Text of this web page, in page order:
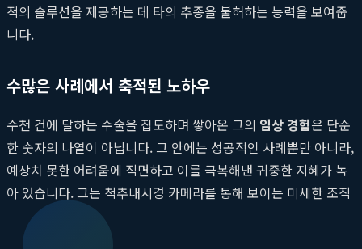
적의 솔루션을 제공하는 데 타의 추종을 불허하는 능력을 보여줍
니다.
수많은 사례에서 축적된 노하우
수천 건에 달하는 수술을 집도하며 쌓아온 그의 임상 경험은 단순
한 숫자의 나열이 아닙니다. 그 안에는 성공적인 사례뿐만 아니라,
예상치 못한 어려움에 직면하고 이를 극복해낸 귀중한 지혜가 녹
아 있습니다. 그는 척추내시경 카메라를 통해 보이는 미세한 조직
의 변화만으로도 환자의 상태와 예후를 예측할 수 있는 직관력을
갖추고 있습니다. 수술 중 발생할 수 있는 아주 작은 변수에도 즉